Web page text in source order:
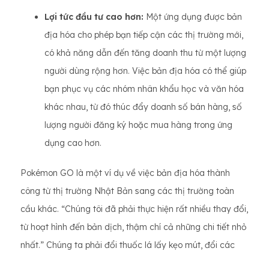
Lợi tức đầu tư cao hơn: Một ứng dụng được bản
địa hóa cho phép bạn tiếp cận các thị trường mới,
có khả năng dẫn đến tăng doanh thu từ một lượng
người dùng rộng hơn. Việc bản địa hóa có thể giúp
bạn phục vụ các nhóm nhân khẩu học và văn hóa
khác nhau, từ đó thúc đẩy doanh số bán hàng, số
lượng người đăng ký hoặc mua hàng trong ứng
dụng cao hơn.
Pokémon GO là một ví dụ về việc bản địa hóa thành
công từ thị trường Nhật Bản sang các thị trường toàn
cầu khác. “Chúng tôi đã phải thực hiện rất nhiều thay đổi,
từ hoạt hình đến bản dịch, thậm chí cả những chi tiết nhỏ
nhất.” Chúng ta phải đổi thuốc lá lấy kẹo mút, đổi các